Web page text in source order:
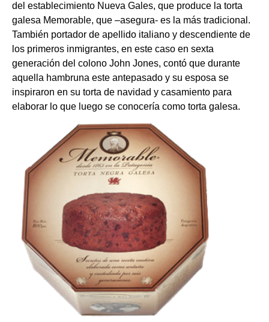
del establecimiento Nueva Gales, que produce la torta
galesa Memorable, que –asegura- es la más tradicional.
También portador de apellido italiano y descendiente de
los primeros inmigrantes, en este caso en sexta
generación del colono John Jones, contó que durante
aquella hambruna este antepasado y su esposa se
inspiraron en su torta de navidad y casamiento para
elaborar lo que luego se conocería como torta galesa.